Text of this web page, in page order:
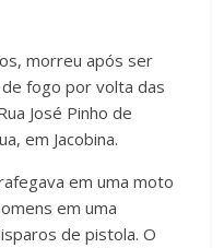
morreu após ser
fogo por volta das
José Pinho de
em Jacobina.
em uma moto
em uma
de pistola. O